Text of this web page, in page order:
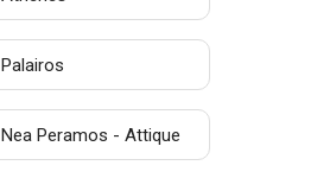
Palairos
Nea Peramos - Attique